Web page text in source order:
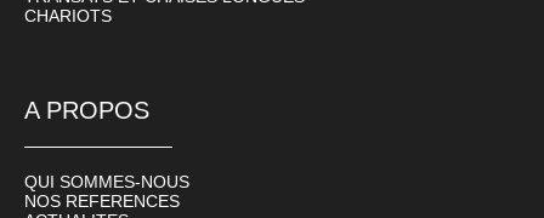
CHARIOTS
A PROPOS
QUI SOMMES-NOUS
NOS REFERENCES